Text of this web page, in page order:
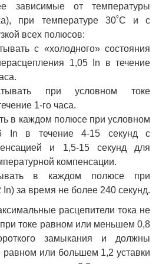
зависимые от температуры
при температуре 30˚С и с
всех полюсов:
с «холодного» состояния
1,05 In в течение
при условном токе
1-го часа.
в каждом полюсе при условном
In в течение 4-15 секунд с
и 1,5-15 секунд для
компенсации.
в каждом полюсе при
In) за время не более 240 секунд.
расцепители тока не
токе равном или меньшем 0,8
замыкания и должны
равном или большем 1,2 уставки